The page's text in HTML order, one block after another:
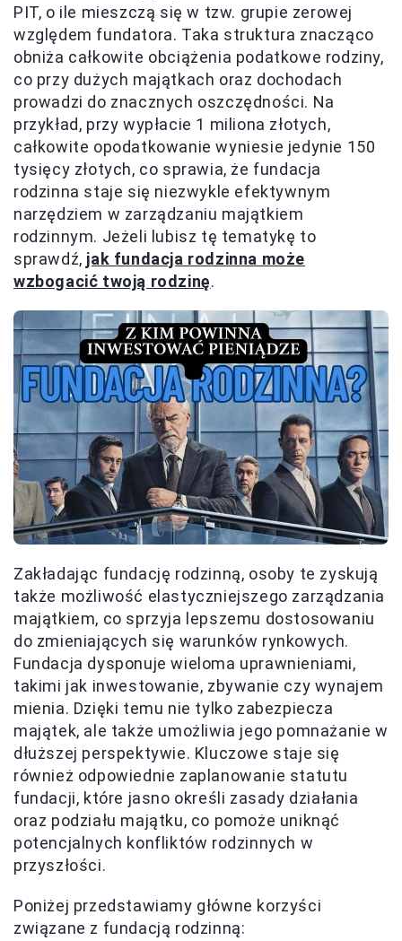
PIT, o ile mieszczą się w tzw. grupie zerowej
względem fundatora. Taka struktura znacząco
obniża całkowite obciążenia podatkowe rodziny,
co przy dużych majątkach oraz dochodach
prowadzi do znacznych oszczędności. Na
przykład, przy wypłacie 1 miliona złotych,
całkowite opodatkowanie wyniesie jedynie 150
tysięcy złotych, co sprawia, że fundacja
rodzinna staje się niezwykle efektywnym
narzędziem w zarządzaniu majątkiem
rodzinnym. Jeżeli lubisz tę tematykę to
sprawdź, jak fundacja rodzinna może
wzbogacić twoją rodzinę.
Zakładając fundację rodzinną, osoby te zyskują
także możliwość elastyczniejszego zarządzania
majątkiem, co sprzyja lepszemu dostosowaniu
do zmieniających się warunków rynkowych.
Fundacja dysponuje wieloma uprawnieniami,
takimi jak inwestowanie, zbywanie czy wynajem
mienia. Dzięki temu nie tylko zabezpiecza
majątek, ale także umożliwia jego pomnażanie w
dłuższej perspektywie. Kluczowe staje się
również odpowiednie zaplanowanie statutu
fundacji, które jasno określi zasady działania
oraz podziału majątku, co pomoże uniknąć
potencjalnych konfliktów rodzinnych w
przyszłości.
Poniżej przedstawiamy główne korzyści
związane z fundacją rodzinną: